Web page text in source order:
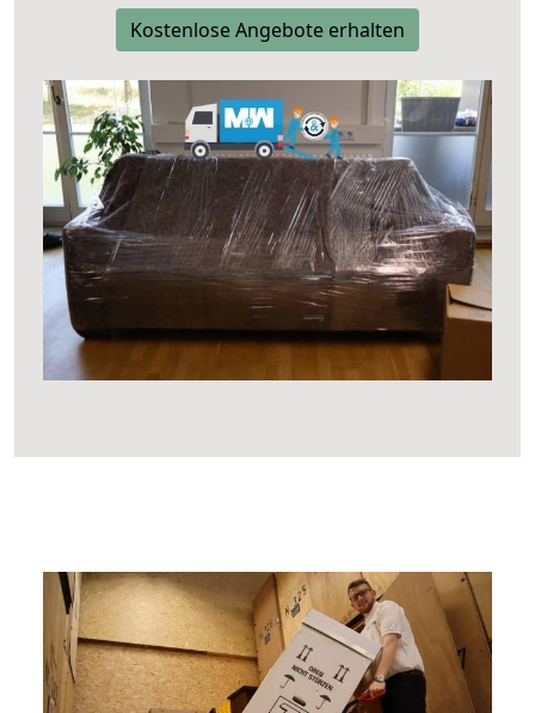
Kostenlose Angebote erhalten